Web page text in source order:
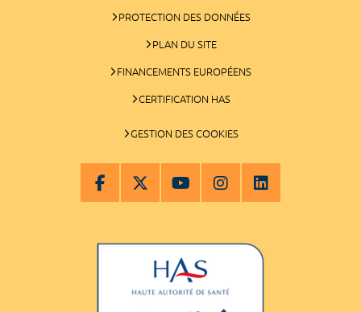
PROTECTION DES DONNÉES
PLAN DU SITE
FINANCEMENTS EUROPÉENS
CERTIFICATION HAS
GESTION DES COOKIES